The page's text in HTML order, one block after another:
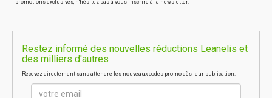
promotions exclusives, n'hésitez pas à vous inscrire à la newsletter.
Restez informé des nouvelles réductions Leanelis et
des milliers d'autres
Recevez directement sans attendre les nouveaux codes promo dès leur publication.